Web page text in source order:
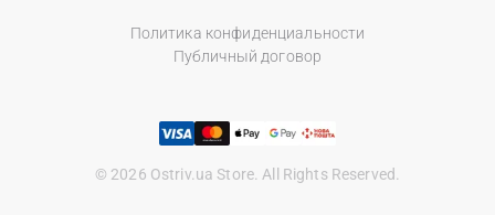
Политика конфиденциальности
Публичный договор
© 2026 Ostriv.ua Store. All Rights Reserved.